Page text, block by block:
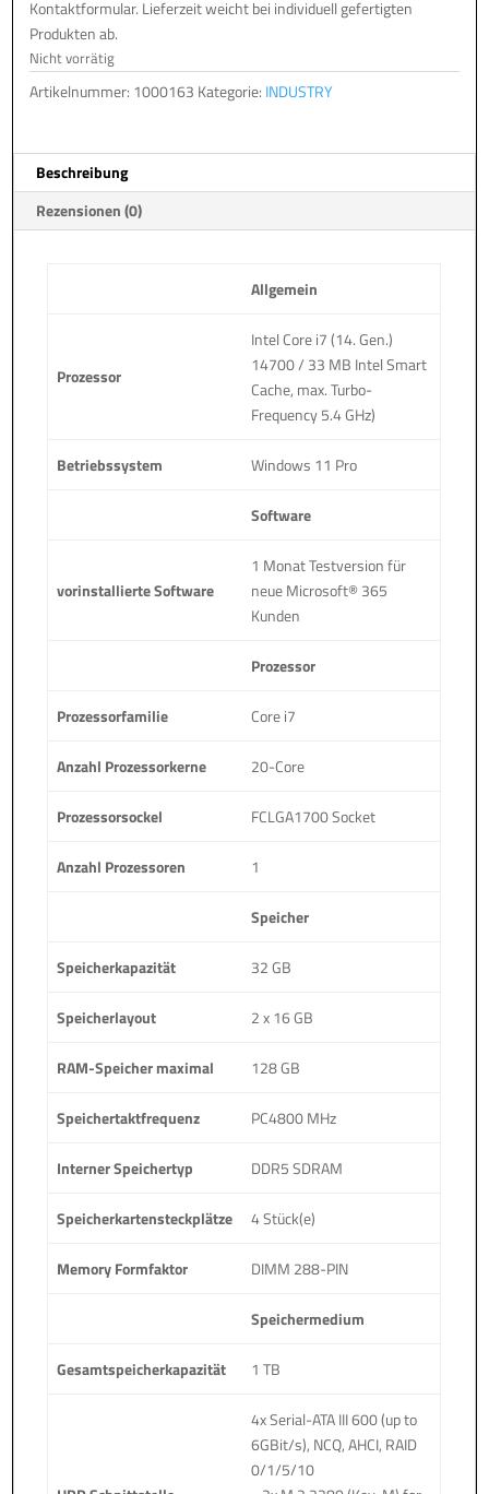
Kontaktformular. Lieferzeit weicht bei individuell gefertigten
Produkten ab.
Nicht vorrätig
Artikelnummer: 1000163 Kategorie: INDUSTRY
Beschreibung
Rezensionen (0)
Allgemein
Prozessor
Intel Core i7 (14. Gen.)
14700 / 33 MB Intel Smart
Cache, max. Turbo-
Frequency 5.4 GHz)
Betriebssystem Windows 11 Pro
Software
vorinstallierte Software
1 Monat Testversion für
neue Microsoft® 365
Kunden
Prozessor
Prozessorfamilie Core i7
Anzahl Prozessorkerne 20-Core
Prozessorsockel FCLGA1700 Socket
Anzahl Prozessoren 1
Speicher
Speicherkapazität 32 GB
Speicherlayout 2 x 16 GB
RAM-Speicher maximal 128 GB
Speichertaktfrequenz PC4800 MHz
Interner Speichertyp DDR5 SDRAM
Speicherkartensteckplätze 4 Stück(e)
Memory Formfaktor DIMM 288-PIN
Speichermedium
Gesamtspeicherkapazität 1 TB
4x Serial-ATA III 600 (up to
6GBit/s), NCQ, AHCI, RAID
0/1/5/10